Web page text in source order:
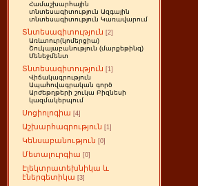
Համաշխարհային
տնտեսագիտություն Ազգային
տնտեսագիտություն Կառավարում
Տնտեսագիտություն [2]
Առևտուր(կոմերցիա)
Շուկայաբանություն (մարքեթինգ)
Մենեջմենտ
Տնտեսագիտություն [1]
Վիճակագրություն
Ապահովագրական գործ
Արժեթղթերի շուկա Բիզնեսի
կազմակերպում
Սոցիոլոգիա [4]
Աշխարհագրություն [1]
Կենսաբանություն [0]
Մետալուրգիա [0]
Էլեկտրատեխնիկա և
էներգետիկա [3]